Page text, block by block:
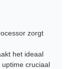
zorgt
het ideaal
cruciaal